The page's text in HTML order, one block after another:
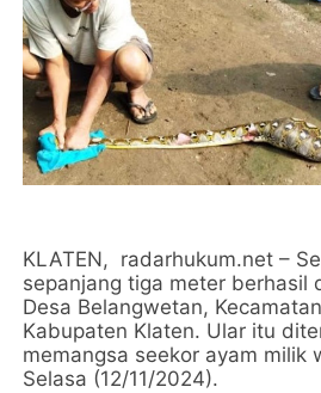
KLATEN, radarhukum.net –
sepanjang tiga meter berhasil
Desa Belangwetan,
Kabupaten Klaten. Ular itu
memangsa seekor ayam milik
Selasa (12/11/2024).